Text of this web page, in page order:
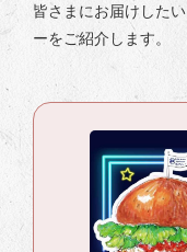
皆さまにお届けしたい
ーをご紹介します。